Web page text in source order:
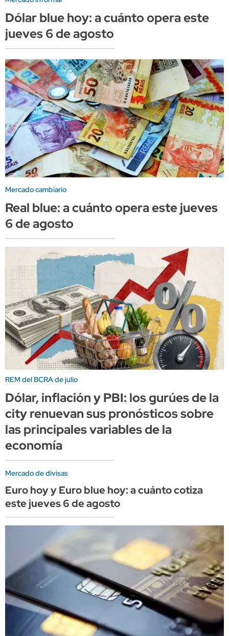
Dólar blue hoy: a cuánto opera este
jueves 6 de agosto
Mercado cambiario
Real blue: a cuánto opera este jueves
6 de agosto
REM del BCRA de julio
Dólar, inflación y PBI: los gurúes de la
city renuevan sus pronósticos sobre
las principales variables de la
economía
Mercado de divisas
Euro hoy y Euro blue hoy: a cuánto cotiza
este jueves 6 de agosto